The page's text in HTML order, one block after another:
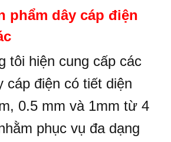
phẩm dây cáp điện
tôi hiện cung cấp các
cáp điện có tiết diện
0.5 mm và 1mm từ 4
phục vụ đa dạng